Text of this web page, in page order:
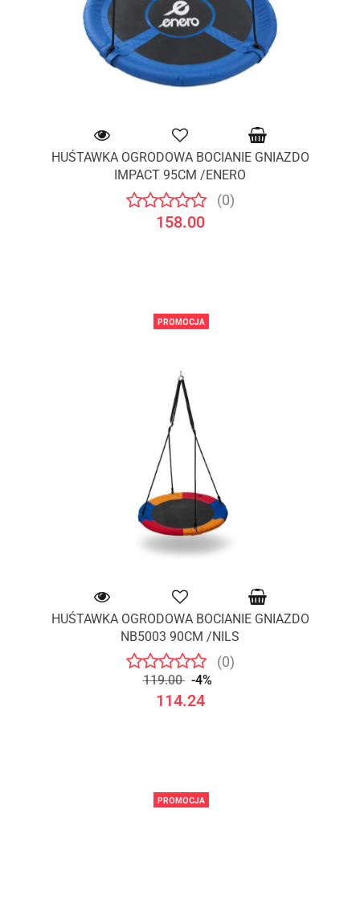
HUŚTAWKA OGRODOWA BOCIANIE GNIAZDO
IMPACT 95CM /ENERO
(0)
158.00
PROMOCJA
HUŚTAWKA OGRODOWA BOCIANIE GNIAZDO
NB5003 90CM /NILS
(0)
119.00 -4%
114.24
PROMOCJA